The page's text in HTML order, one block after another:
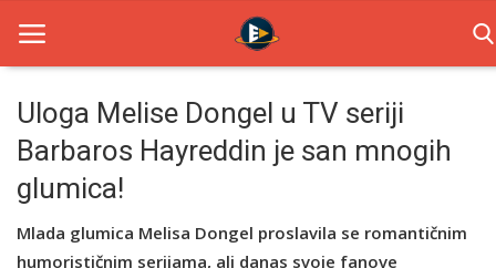
Home
Novosti
TV Serije
Uloga Melise Dongel u TV seriji
Barbaros Hayreddin je san mnogih
glumica!
Mlada glumica Melisa Dongel proslavila se romantičnim
humorističnim serijama, ali danas svoje fanove